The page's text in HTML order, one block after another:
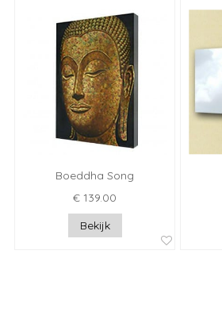
Boeddha Song
€ 139.00
Bekijk